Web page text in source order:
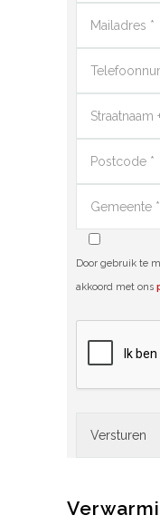
Door gebruik te
akkoord met ons